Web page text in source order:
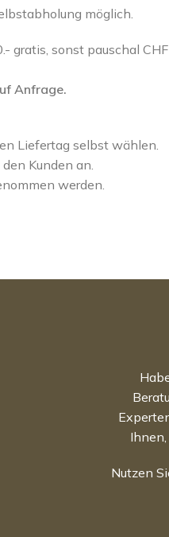
möglich.
gratis, sonst pauschal CHF
Anfrage.
Liefertag selbst wählen.
Kunden an.
werden.
Nutzen